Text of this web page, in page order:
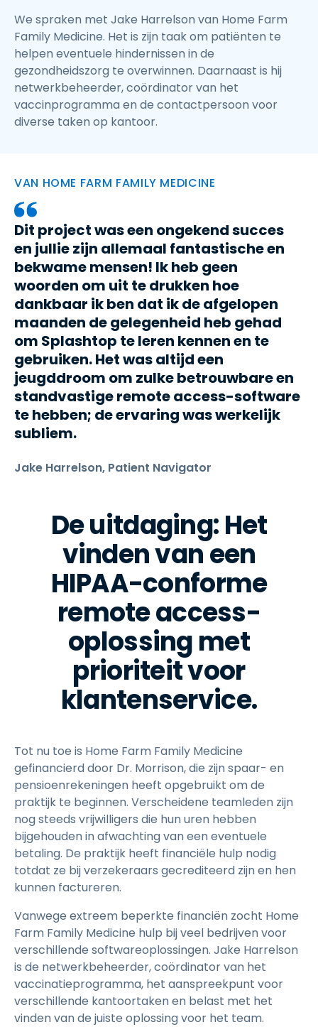
We spraken met Jake Harrelson van Home Farm
Family Medicine. Het is zijn taak om patiënten te
helpen eventuele hindernissen in de
gezondheidszorg te overwinnen. Daarnaast is hij
netwerkbeheerder, coördinator van het
vaccinprogramma en de contactpersoon voor
diverse taken op kantoor.
VAN HOME FARM FAMILY MEDICINE
Dit project was een ongekend succes
en jullie zijn allemaal fantastische en
bekwame mensen! Ik heb geen
woorden om uit te drukken hoe
dankbaar ik ben dat ik de afgelopen
maanden de gelegenheid heb gehad
om Splashtop te leren kennen en te
gebruiken. Het was altijd een
jeugddroom om zulke betrouwbare en
standvastige remote access-software
te hebben; de ervaring was werkelijk
subliem.
Jake Harrelson, Patient Navigator
De uitdaging: Het
vinden van een
HIPAA-conforme
remote access-
oplossing met
prioriteit voor
klantenservice.
Tot nu toe is Home Farm Family Medicine
gefinancierd door Dr. Morrison, die zijn spaar- en
pensioenrekeningen heeft opgebruikt om de
praktijk te beginnen. Verscheidene teamleden zijn
nog steeds vrijwilligers die hun uren hebben
bijgehouden in afwachting van een eventuele
betaling. De praktijk heeft financiële hulp nodig
totdat ze bij verzekeraars gecrediteerd zijn en hen
kunnen factureren.
Vanwege extreem beperkte financiën zocht Home
Farm Family Medicine hulp bij veel bedrijven voor
verschillende softwareoplossingen. Jake Harrelson
is de netwerkbeheerder, coördinator van het
vaccinatieprogramma, het aanspreekpunt voor
verschillende kantoortaken en belast met het
vinden van de juiste oplossing voor het team.